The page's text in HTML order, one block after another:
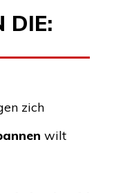
DIE:
zich
wilt